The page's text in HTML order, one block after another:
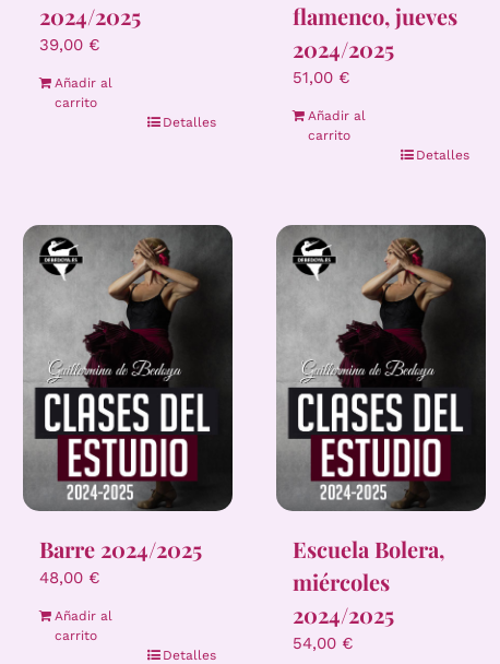
2024/2025
39,00 €
Añadir al
carrito
Detalles
flamenco, jueves
2024/2025
51,00 €
Añadir al
carrito
Detalles
Barre 2024/2025
48,00 €
Añadir al
carrito
Detalles
Escuela Bolera,
miércoles
2024/2025
54,00 €